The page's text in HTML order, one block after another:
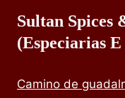
Sultan Spices
(especiarias
Camino de